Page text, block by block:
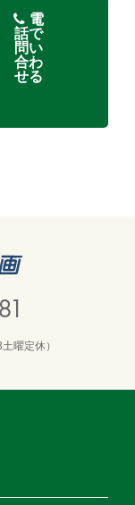
電
話で
問い
合わ
せる
曜定休）